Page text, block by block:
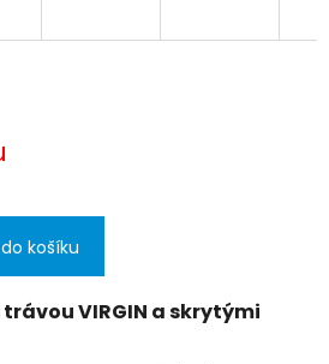
košíku
VIRGIN a skrytými